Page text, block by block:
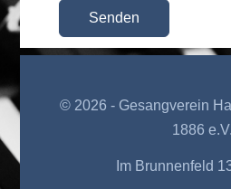
Senden
© 2026 - Gesangverein
1886 e.V.
Im Brunnenfeld